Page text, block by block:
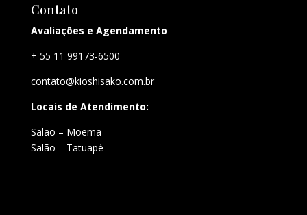
Contato
Avaliações e Agendamento
+ 55 11 99173-6500
contato@kioshisako.com.br
Locais de Atendimento:
Salão – Moema
Salão – Tatuapé